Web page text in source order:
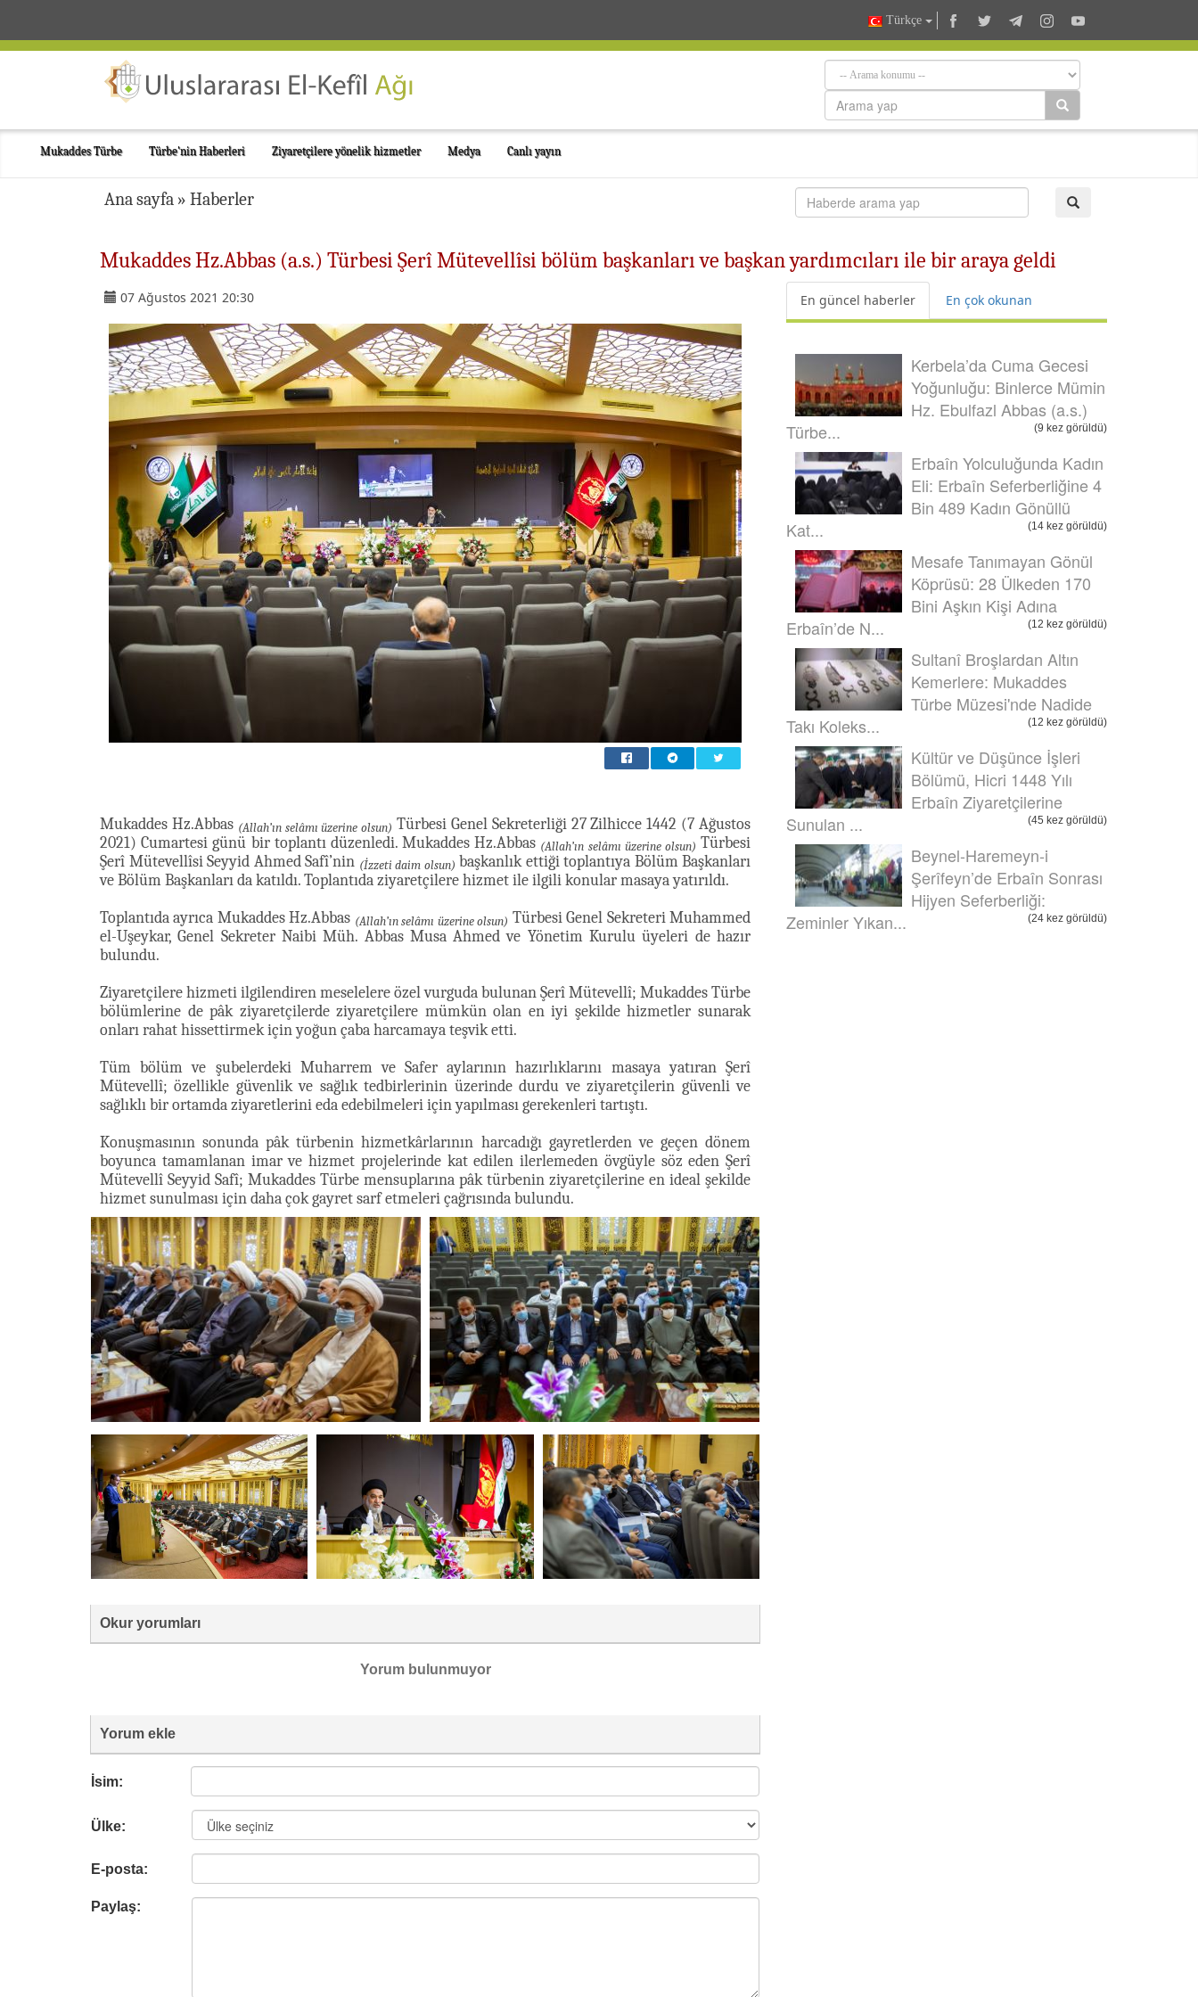
Türkçe
Mukaddes Türbe Türbe'nin Haberleri Ziyaretçilere yönelik hizmetler Medya Canlı yayın
Ana sayfa » Haberler
Mukaddes Hz.Abbas (a.s.) Türbesi Şerî Mütevellîsi bölüm başkanları ve başkan yardımcıları ile bir araya geldi
07 Ağustos 2021 20:30
Mukaddes Hz.Abbas (Allah’ın selâmı üzerine olsun) Türbesi Genel Sekreterliği 27 Zilhicce 1442 (7 Ağustos
2021) Cumartesi günü bir toplantı düzenledi. Mukaddes Hz.Abbas (Allah’ın selâmı üzerine olsun) Türbesi
Şerî Mütevellîsi Seyyid Ahmed Safî’nin (İzzeti daim olsun) başkanlık ettiği toplantıya Bölüm Başkanları
ve Bölüm Başkanları da katıldı. Toplantıda ziyaretçilere hizmet ile ilgili konular masaya yatırıldı.
Toplantıda ayrıca Mukaddes Hz.Abbas (Allah’ın selâmı üzerine olsun) Türbesi Genel Sekreteri Muhammed
el-Uşeykar, Genel Sekreter Naibi Müh. Abbas Musa Ahmed ve Yönetim Kurulu üyeleri de hazır
bulundu.
Ziyaretçilere hizmeti ilgilendiren meselelere özel vurguda bulunan Şerî Mütevellî; Mukaddes Türbe
bölümlerine de pâk ziyaretçilerde ziyaretçilere mümkün olan en iyi şekilde hizmetler sunarak
onları rahat hissettirmek için yoğun çaba harcamaya teşvik etti.
Tüm bölüm ve şubelerdeki Muharrem ve Safer aylarının hazırlıklarını masaya yatıran Şerî
Mütevellî; özellikle güvenlik ve sağlık tedbirlerinin üzerinde durdu ve ziyaretçilerin güvenli ve
sağlıklı bir ortamda ziyaretlerini eda edebilmeleri için yapılması gerekenleri tartıştı.
Konuşmasının sonunda pâk türbenin hizmetkârlarının harcadığı gayretlerden ve geçen dönem
boyunca tamamlanan imar ve hizmet projelerinde kat edilen ilerlemeden övgüyle söz eden Şerî
Mütevellî Seyyid Safî; Mukaddes Türbe mensuplarına pâk türbenin ziyaretçilerine en ideal şekilde
hizmet sunulması için daha çok gayret sarf etmeleri çağrısında bulundu.
Okur yorumları
Yorum bulunmuyor
Yorum ekle
İsim:
Ülke:
E-posta:
Paylaş:
En güncel haberler En çok okunan
Kerbela’da Cuma Gecesi
Yoğunluğu: Binlerce Mümin
Hz. Ebulfazl Abbas (a.s.)
Türbe...
(9 kez görüldü)
Erbaîn Yolculuğunda Kadın
Eli: Erbaîn Seferberliğine 4
Bin 489 Kadın Gönüllü
Kat...
(14 kez görüldü)
Mesafe Tanımayan Gönül
Köprüsü: 28 Ülkeden 170
Bini Aşkın Kişi Adına
Erbaîn’de N...
(12 kez görüldü)
Sultanî Broşlardan Altın
Kemerlere: Mukaddes
Türbe Müzesi'nde Nadide
Takı Koleks...
(12 kez görüldü)
Kültür ve Düşünce İşleri
Bölümü, Hicri 1448 Yılı
Erbaîn Ziyaretçilerine
Sunulan ...
(45 kez görüldü)
Beynel-Haremeyn-i
Şerîfeyn’de Erbaîn Sonrası
Hijyen Seferberliği:
Zeminler Yıkan...
(24 kez görüldü)